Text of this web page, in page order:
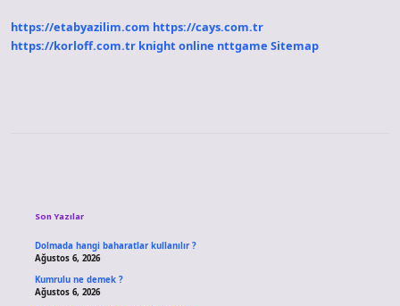
https://etabyazilim.com https://cays.com.tr
https://korloff.com.tr knight online nttgame Sitemap
Son Yazılar
Dolmada hangi baharatlar kullanılır ?
Ağustos 6, 2026
Kumrulu ne demek ?
Ağustos 6, 2026